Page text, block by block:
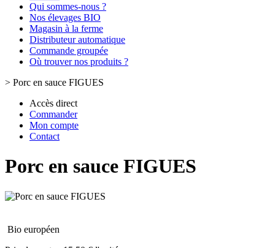
Qui sommes-nous ?
Nos élevages BIO
Magasin à la ferme
Distributeur automatique
Commande groupée
Où trouver nos produits ?
> Porc en sauce FIGUES
Accès direct
Commander
Mon compte
Contact
Porc en sauce FIGUES
Bio européen